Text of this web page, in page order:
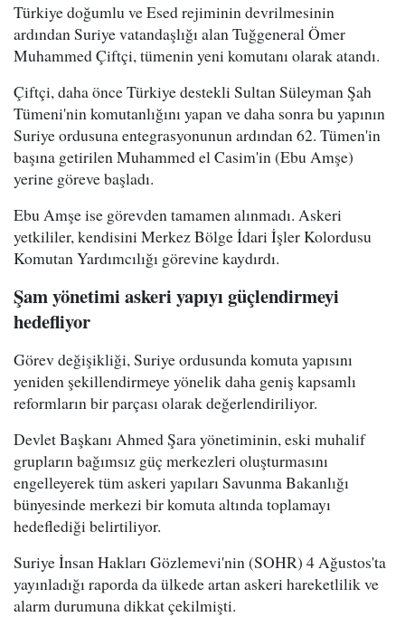
Türkiye doğumlu ve Esed rejiminin devrilmesinin
ardından Suriye vatandaşlığı alan Tuğgeneral Ömer
Muhammed Çiftçi, tümenin yeni komutanı olarak atandı.
Çiftçi, daha önce Türkiye destekli Sultan Süleyman Şah
Tümeni'nin komutanlığını yapan ve daha sonra bu yapının
Suriye ordusuna entegrasyonunun ardından 62. Tümen'in
başına getirilen Muhammed el Casim'in (Ebu Amşe)
yerine göreve başladı.
Ebu Amşe ise görevden tamamen alınmadı. Askeri
yetkililer, kendisini Merkez Bölge İdari İşler Kolordusu
Komutan Yardımcılığı görevine kaydırdı.
Şam yönetimi askeri yapıyı güçlendirmeyi
hedefliyor
Görev değişikliği, Suriye ordusunda komuta yapısını
yeniden şekillendirmeye yönelik daha geniş kapsamlı
reformların bir parçası olarak değerlendiriliyor.
Devlet Başkanı Ahmed Şara yönetiminin, eski muhalif
grupların bağımsız güç merkezleri oluşturmasını
engelleyerek tüm askeri yapıları Savunma Bakanlığı
bünyesinde merkezi bir komuta altında toplamayı
hedeflediği belirtiliyor.
Suriye İnsan Hakları Gözlemevi'nin (SOHR) 4 Ağustos'ta
yayınladığı raporda da ülkede artan askeri hareketlilik ve
alarm durumuna dikkat çekilmişti.